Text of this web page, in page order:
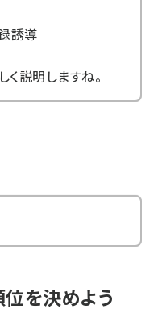
誘導
く説明しますね。
を決めよう